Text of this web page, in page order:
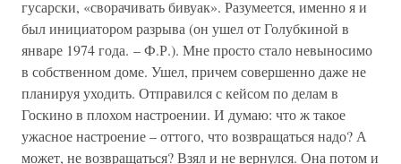
гусарски, «сворачивать бивуак». Разумеется, именно я и
был инициатором разрыва (он ушел от Голубкиной в
январе 1974 года. – Ф.Р.). Мне просто стало невыносимо
в собственном доме. Ушел, причем совершенно даже не
планируя уходить. Отправился с кейсом по делам в
Госкино в плохом настроении. И думаю: что ж такое
ужасное настроение – оттого, что возвращаться надо? А
может, не возвращаться? Взял и не вернулся. Она потом и